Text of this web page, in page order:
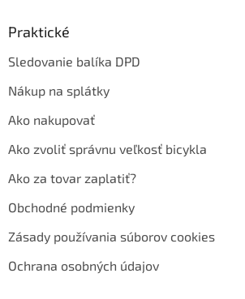
Praktické
Sledovanie balíka DPD
Nákup na splátky
Ako nakupovať
Ako zvoliť správnu veľkosť bicykla
Ako za tovar zaplatiť?
Obchodné podmienky
Zásady používania súborov cookies
Ochrana osobných údajov